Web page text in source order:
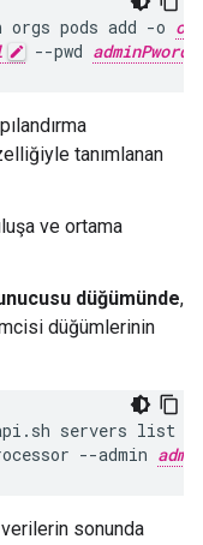
orgs pods add -o
--pwd adminPword
tanımlanan
ve ortama
düğümünde,
düğümlerinin
servers list
--admin
sonunda